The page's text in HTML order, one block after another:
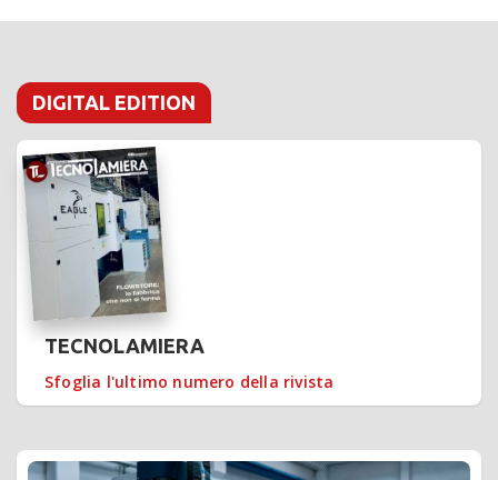
DIGITAL EDITION
TECNOLAMIERA
Sfoglia l'ultimo numero della rivista